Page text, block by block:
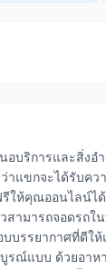
อบริการและสิ่งอ
าแขกจะได้รับคว
ให้คุณออนไลน์ไ
สามารถจอดรถใ
บรรยากาศที่ดีให้
รณ์แบบ ด้วยอาห